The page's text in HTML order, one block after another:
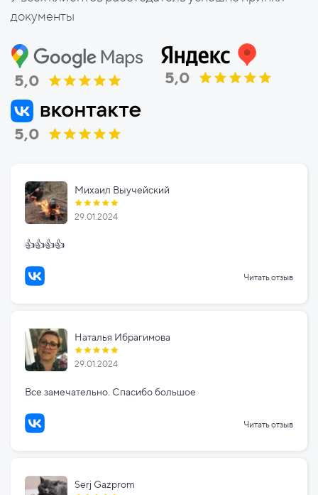
документы
5,0 5,0
5,0
Михаил Выучейский
29.01.2024
👍👍👍👍
Читать отзыв
Наталья Ибрагимова
29.01.2024
Все замечательно. Спасибо большое
Читать отзыв
Serj Gazprom